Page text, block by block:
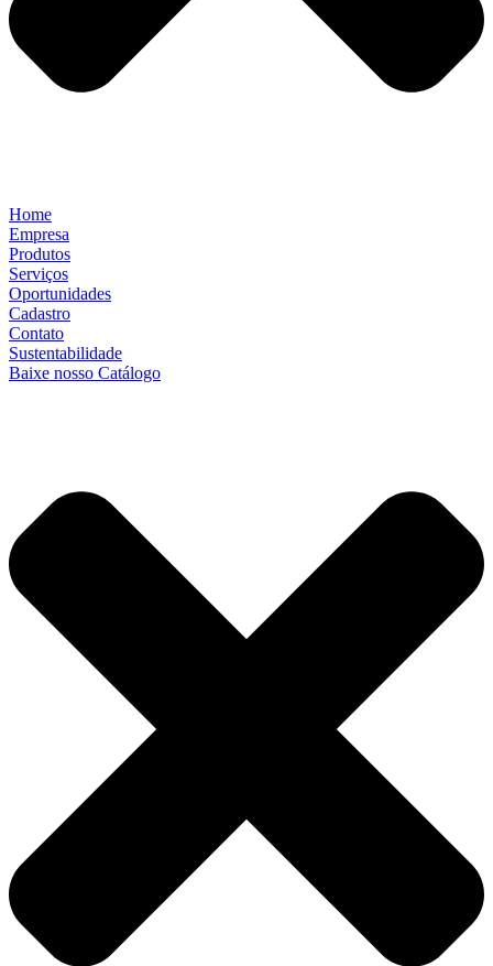
Home
Empresa
Produtos
Serviços
Oportunidades
Cadastro
Contato
Sustentabilidade
Baixe nosso Catálogo